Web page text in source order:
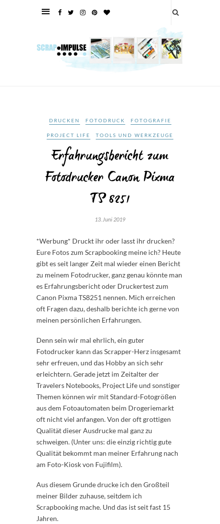
DRUCKEN FOTODRUCK FOTOGRAFIE
PROJECT LIFE TOOLS UND WERKZEUGE
Erfahrungsbericht zum
Fotodrucker Canon Pixma
TS 8251
13. Juni 2019
*Werbung* Druckt ihr oder lasst ihr drucken?
Eure Fotos zum Scrapbooking meine ich? Heute
gibt es seit langer Zeit mal wieder einen Bericht
zu meinem Fotodrucker, ganz genau könnte man
es Erfahrungsbericht oder Druckertest zum
Canon Pixma TS8251 nennen. Mich erreichen
oft Fragen dazu, deshalb berichte ich gerne von
meinen persönlichen Erfahrungen.
Denn sein wir mal ehrlich, ein guter
Fotodrucker kann das Scrapper-Herz insgesamt
sehr erfreuen, und das Hobby an sich sehr
erleichtern. Gerade jetzt im Zeitalter der
Travelers Notebooks, Project Life und sonstiger
Themen können wir mit Standard-Fotogrößen
aus dem Fotoautomaten beim Drogeriemarkt
oft nicht viel anfangen. Von der oft grottigen
Qualität dieser Ausdrucke mal ganz zu
schweigen. (Unter uns: die einzig richtig gute
Qualität bekommt man meiner Erfahrung nach
am Foto-Kiosk von Fujifilm).
Aus diesem Grunde drucke ich den Großteil
meiner Bilder zuhause, seitdem ich
Scrapbooking mache. Und das ist seit fast 15
Jahren.